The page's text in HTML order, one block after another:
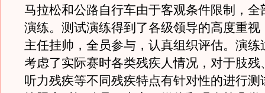
马拉松和公路自行车由于客观条件限制，全
演练。测试演练得到了各级领导的高度重视
主任挂帅，全员参与，认真组织评估。演练
考虑了实际赛时各类残疾人情况，对于肢残
听力残疾等不同残疾特点有针对性的进行测